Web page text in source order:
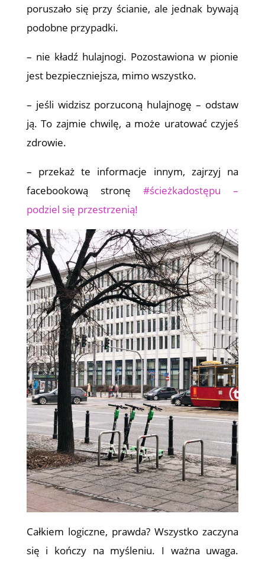
poruszało się przy ścianie, ale jednak bywają
podobne przypadki.
– nie kładź hulajnogi. Pozostawiona w pionie
jest bezpieczniejsza, mimo wszystko.
– jeśli widzisz porzuconą hulajnogę – odstaw
ją. To zajmie chwilę, a może uratować czyjeś
zdrowie.
– przekaż te informacje innym, zajrzyj na
facebookową stronę#ścieżkadostępu –
podziel się przestrzenią!
Całkiem logiczne, prawda? Wszystko zaczyna
się i kończy na myśleniu. I ważna uwaga.